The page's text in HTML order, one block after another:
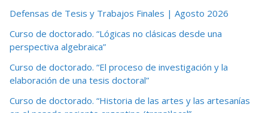
Defensas de Tesis y Trabajos Finales | Agosto 2026
Curso de doctorado. “Lógicas no clásicas desde una
perspectiva algebraica”
Curso de doctorado. “El proceso de investigación y la
elaboración de una tesis doctoral”
Curso de doctorado. “Historia de las artes y las artesanías